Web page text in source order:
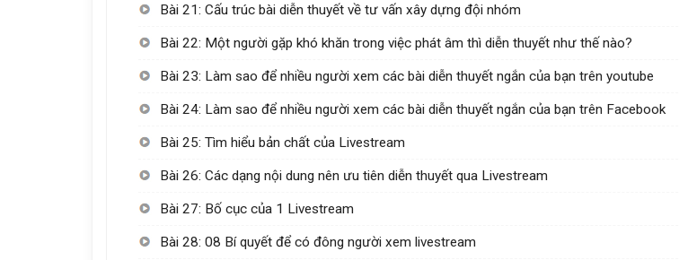
Bài 21: Cấu trúc bài diễn thuyết về tư vấn xây dựng đội nhóm
Bài 22: Một người gặp khó khăn trong việc phát âm thì diễn thuyết như thế nào?
Bài 23: Làm sao để nhiều người xem các bài diễn thuyết ngắn của bạn trên youtube
Bài 24: Làm sao để nhiều người xem các bài diễn thuyết ngắn của bạn trên Facebook
Bài 25: Tìm hiểu bản chất của Livestream
Bài 26: Các dạng nội dung nên ưu tiên diễn thuyết qua Livestream
Bài 27: Bố cục của 1 Livestream
Bài 28: 08 Bí quyết để có đông người xem livestream